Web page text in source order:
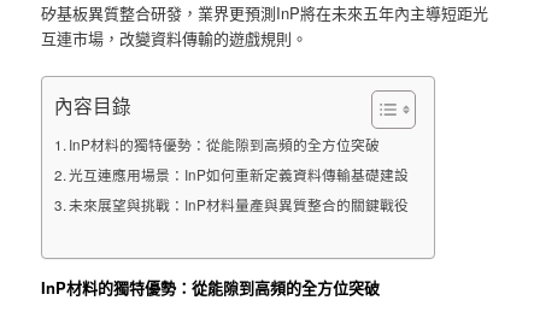
矽基板異質整合研發，業界更預測InP將在未來五年內主導短距光
互連市場，改變資料傳輸的遊戲規則。
內容目錄
InP材料的獨特優勢：從能隙到高頻的全方位突破
光互連應用場景：InP如何重新定義資料傳輸基礎建設
未來展望與挑戰：InP材料量產與異質整合的關鍵戰役
InP材料的獨特優勢：從能隙到高頻的全方位突破